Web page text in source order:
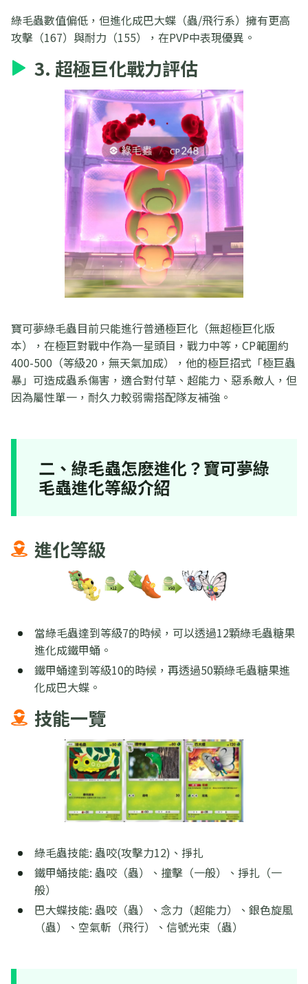
綠毛蟲數值偏低，但進化成巴大蝶（蟲/飛行系）擁有更高
攻擊（167）與耐力（155），在PVP中表現優異。
3. 超極巨化戰力評估
寶可夢綠毛蟲目前只能進行普通極巨化（無超極巨化版
本），在極巨對戰中作為一星頭目，戰力中等，CP範圍約
400-500（等級20，無天氣加成），他的極巨招式「極巨蟲
暴」可造成蟲系傷害，適合對付草、超能力、惡系敵人，但
因為屬性單一，耐久力較弱需搭配隊友補強。
二、綠毛蟲怎麽進化？寶可夢綠
毛蟲進化等級介紹
進化等級
當綠毛蟲達到等級7的時候，可以透過12顆綠毛蟲糖果
進化成鐵甲蛹。
鐵甲蛹達到等級10的時候，再透過50顆綠毛蟲糖果進
化成巴大蝶。
技能一覽
綠毛蟲技能: 蟲咬(攻擊力12)、掙扎
鐵甲蛹技能: 蟲咬（蟲）、撞擊（一般）、掙扎（一
般）
巴大蝶技能: 蟲咬（蟲）、念力（超能力）、銀色旋風
（蟲）、空氣斬（飛行）、信號光束（蟲）